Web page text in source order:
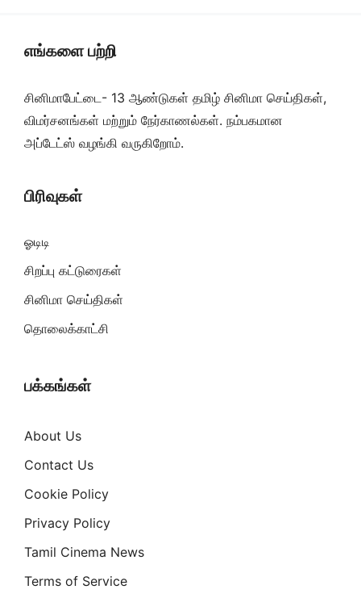
எங்களை பற்றி
சினிமாபேட்டை- 13 ஆண்டுகள் தமிழ் சினிமா செய்திகள்,
விமர்சனங்கள் மற்றும் நேர்காணல்கள். நம்பகமான
அப்டேட்ஸ் வழங்கி வருகிறோம்.
பிரிவுகள்
ஓடிடி
சிறப்பு கட்டுரைகள்
சினிமா செய்திகள்
தொலைக்காட்சி
பக்கங்கள்
About Us
Contact Us
Cookie Policy
Privacy Policy
Tamil Cinema News
Terms of Service